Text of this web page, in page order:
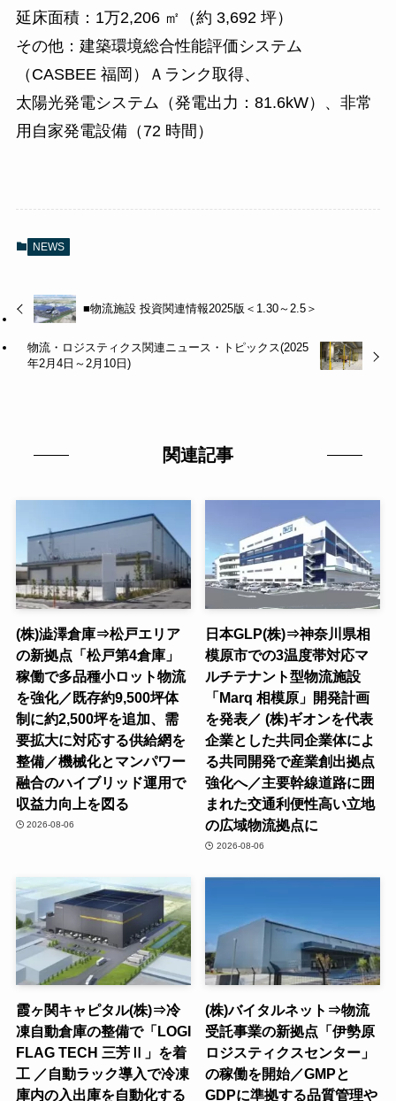
延床面積：1万2,206 ㎡（約 3,692 坪）
その他：建築環境総合性能評価システム
（CASBEE 福岡）Ａランク取得、
太陽光発電システム（発電出力：81.6kW）、非常
用自家発電設備（72 時間）
NEWS
■物流施設 投資関連情報2025版＜1.30～2.5＞
物流・ロジスティクス関連ニュース・トピックス(2025
年2月4日～2月10日)
関連記事
(株)澁澤倉庫⇒松戸エリア
の新拠点「松戸第4倉庫」
稼働で多品種小ロット物流
を強化／既存約9,500坪体
制に約2,500坪を追加、需
要拡大に対応する供給網を
整備／機械化とマンパワー
融合のハイブリッド運用で
収益力向上を図る
2026-08-06
日本GLP(株)⇒神奈川県相
模原市での3温度帯対応マ
ルチテナント型物流施設
「Marq 相模原」開発計画
を発表／ (株)ギオンを代表
企業とした共同企業体によ
る共同開発で産業創出拠点
強化へ／主要幹線道路に囲
まれた交通利便性高い立地
の広域物流拠点に
2026-08-06
霞ヶ関キャピタル(株)⇒冷
凍自動倉庫の整備で「LOGI
FLAG TECH 三芳Ⅱ」を着
工 ／自動ラック導入で冷凍
庫内の入出庫を自動化する
(株)バイタルネット⇒物流
受託事業の新拠点「伊勢原
ロジスティクスセンター」
の稼働を開始／GMPと
GDPに準拠する品質管理や